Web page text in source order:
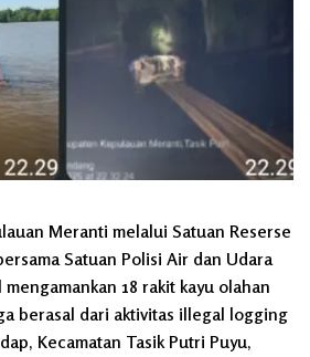
Meranti melalui Satuan Reserse
Satuan Polisi Air dan Udara
18 rakit kayu olahan
berasal dari aktivitas illegal logging
Kecamatan Tasik Putri Puyu,